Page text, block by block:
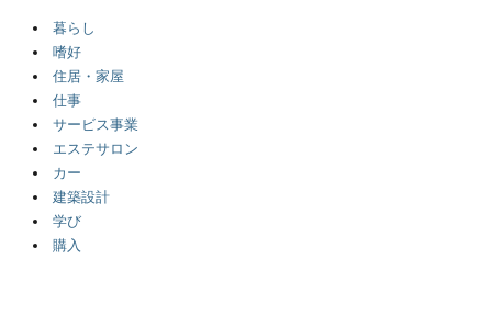
暮らし
嗜好
住居・家屋
仕事
サービス事業
エステサロン
カー
建築設計
学び
購入